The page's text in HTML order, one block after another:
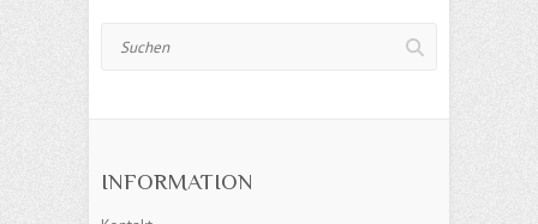
INFORMATION